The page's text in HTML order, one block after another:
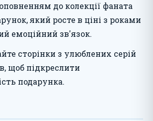
до колекції фаната
який росте в ціні з роками
емоційний зв'язок.
сторінки з улюблених серій
щоб підкреслити
подарунка.